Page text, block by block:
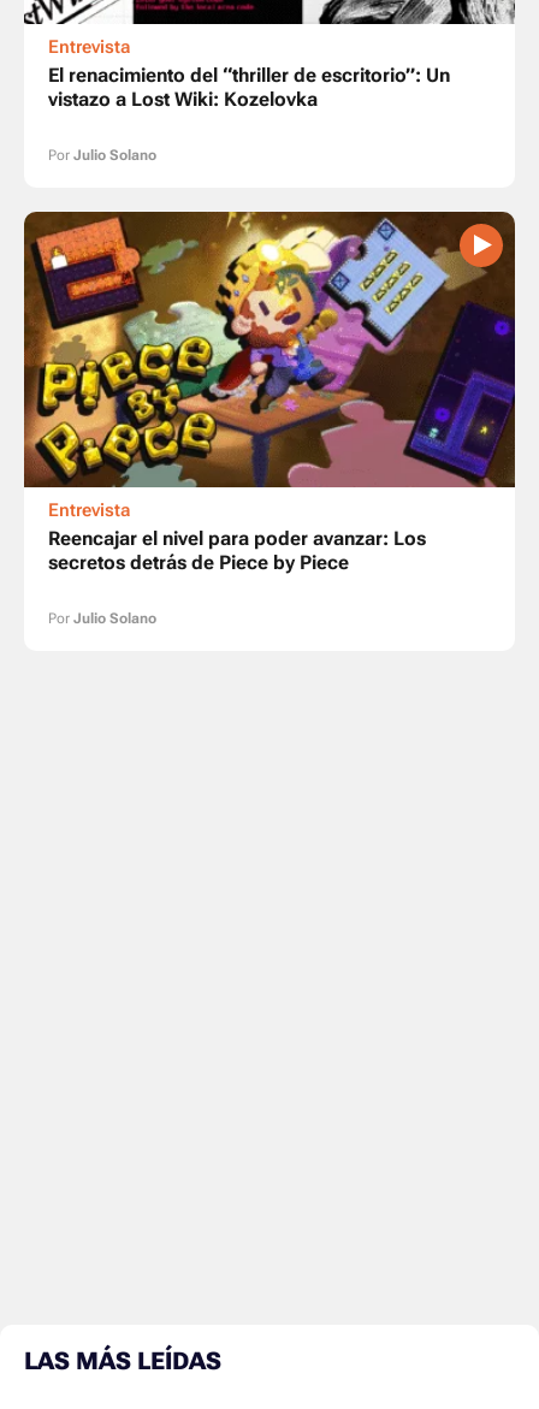
Entrevista
El renacimiento del “thriller de escritorio”: Un
vistazo a Lost Wiki: Kozelovka
Por Julio Solano
Entrevista
Reencajar el nivel para poder avanzar: Los
secretos detrás de Piece by Piece
Por Julio Solano
LAS MÁS LEÍDAS